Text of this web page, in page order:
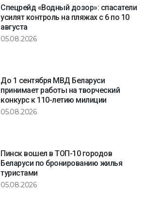
Спецрейд «Водный дозор»: спасатели
усилят контроль на пляжах с 6 по 10
августа
05.08.2026
До 1 сентября МВД Беларуси
принимает работы на творческий
конкурс к 110-летию милиции
05.08.2026
Пинск вошел в ТОП-10 городов
Беларуси по бронированию жилья
туристами
05.08.2026